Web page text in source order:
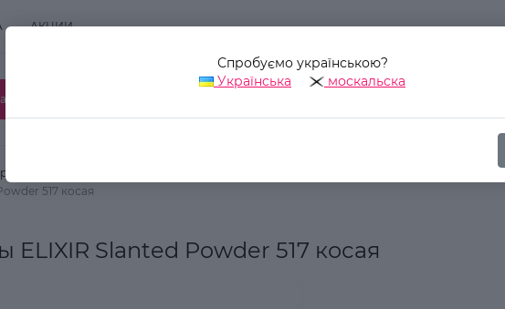
АКЦИИ
товаров
и аксессуары
517 косая
Спробуємо українською?
Українська
москальска
ELIXIR Slanted Powder 517 косая